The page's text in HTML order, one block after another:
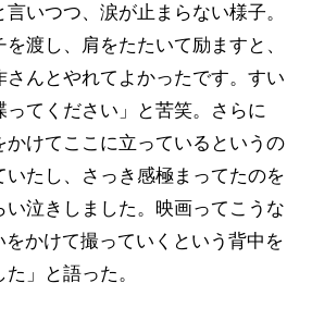
いつつ、涙が止まらない様子。
渡し、肩をたたいて励ますと、
さんとやれてよかったです。すい
ってください」と苦笑。さらに
かけてここに立っているというの
いたし、さっき感極まってたのを
い泣きしました。映画ってこうな
をかけて撮っていくという背中を
」と語った。